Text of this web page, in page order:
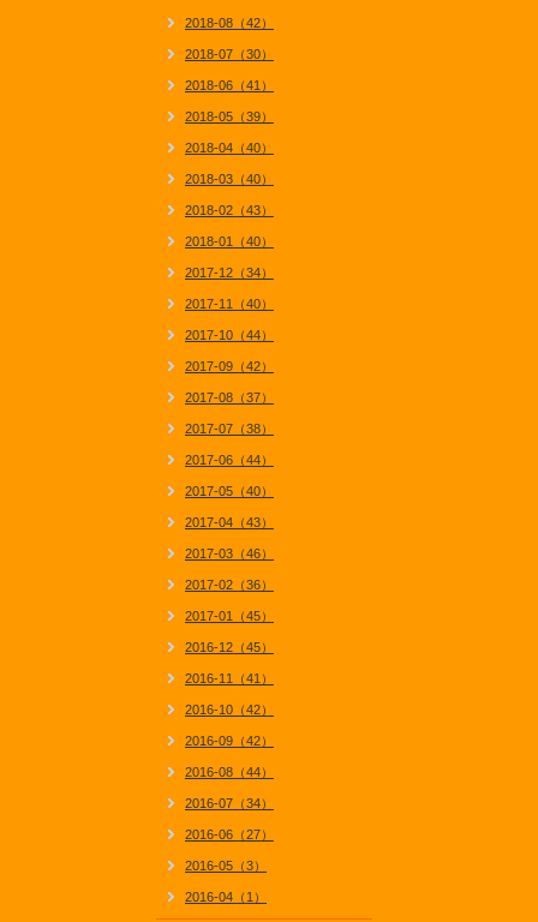
2018-08（42）
2018-07（30）
2018-06（41）
2018-05（39）
2018-04（40）
2018-03（40）
2018-02（43）
2018-01（40）
2017-12（34）
2017-11（40）
2017-10（44）
2017-09（42）
2017-08（37）
2017-07（38）
2017-06（44）
2017-05（40）
2017-04（43）
2017-03（46）
2017-02（36）
2017-01（45）
2016-12（45）
2016-11（41）
2016-10（42）
2016-09（42）
2016-08（44）
2016-07（34）
2016-06（27）
2016-05（3）
2016-04（1）